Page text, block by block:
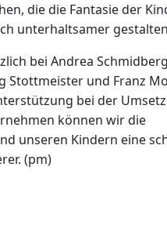
die die Fantasie der
unterhaltsamer
bei Andrea
Stottmeister und Franz
bei der
können wir die
unseren Kindern eine
(pm)